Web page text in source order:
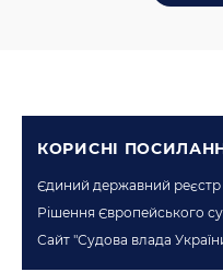
КОРИСНI
Єдиний державний реєстр
Рішення Європейського
Сайт "Судова влада